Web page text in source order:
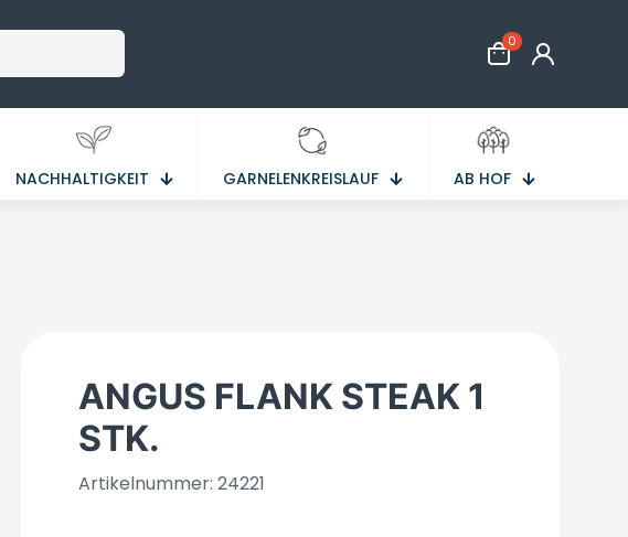
0
NACHHALTIGKEIT GARNELENKREISLAUF AB HOF
ANGUS FLANK STEAK 1
STK.
Artikelnummer: 24221